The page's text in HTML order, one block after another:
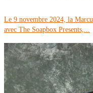
Le 9 novembre 2024, la
avec The Soapbox Presents,...